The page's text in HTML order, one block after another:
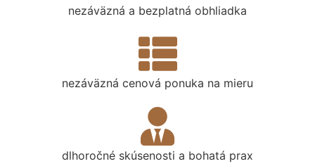
nezáväzná a bezplatná obhliadka
nezáväzná cenová ponuka na mieru
dlhoročné skúsenosti a bohatá prax